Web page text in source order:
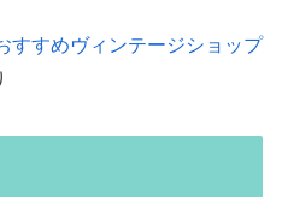
すすめヴィンテージショップ